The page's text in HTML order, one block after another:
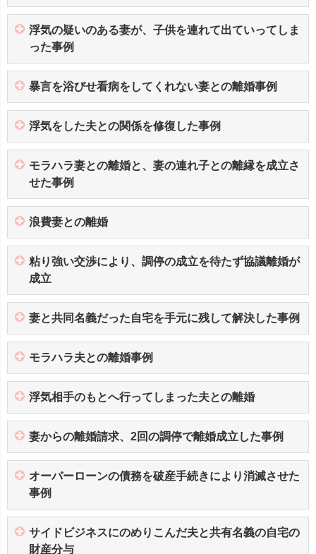
浮気の疑いのある妻が、子供を連れて出ていってしま
った事例
暴言を浴びせ看病をしてくれない妻との離婚事例
浮気をした夫との関係を修復した事例
モラハラ妻との離婚と、妻の連れ子との離縁を成立さ
せた事例
浪費妻との離婚
粘り強い交渉により、調停の成立を待たず協議離婚が
成立
妻と共同名義だった自宅を手元に残して解決した事例
モラハラ夫との離婚事例
浮気相手のもとへ行ってしまった夫との離婚
妻からの離婚請求、2回の調停で離婚成立した事例
オーバーローンの債務を破産手続きにより消滅させた
事例
サイドビジネスにのめりこんだ夫と共有名義の自宅の
財産分与